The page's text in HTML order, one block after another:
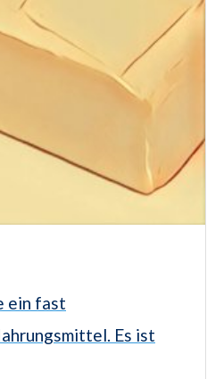
ein fast
Es ist